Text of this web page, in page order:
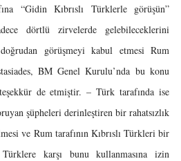
“Gidin Kıbrıslı Türklerle görüşün”
dörtlü zirvelerde gelebileceklerini
görüşmeyi kabul etmesi Rum
BM Genel Kurulu’nda bu konu
de etmiştir. – Türk tarafında ise
şüpheleri derinleştiren bir rahatsızlık
ve Rum tarafının Kıbrıslı Türkleri bir
karşı bunu kullanmasına izin